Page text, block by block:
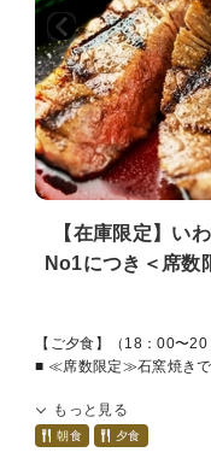
ているものではありませ
※夕食・朝食については
がございます。
【大浴場・サウナ】（14
ほんのり白くとろみのあ
筋肉痛・疲労回復はもち
■景観■
【在庫限定】い
No1につき＜席数
【ご夕食】（18：00〜20
■ ≪席数限定≫石窯焼きで
《食事内容グレードアップ
「通常ビュッフェ」+「
もっと見る
朝食 夕食